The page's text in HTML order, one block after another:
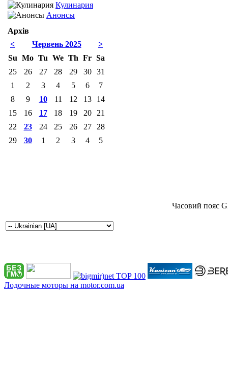
Кулинария
Анонсы
Архів
<
>
Червень 2025
Su Mo Tu We Th Fr Sa
25
26 27 28 29 30
31
1
2 3 4 5 6
7
8
9 10 11 12 13
14
15
16 17 18 19 20
21
22
23 24 25 26 27
28
29
30 1 2 3 4 5
Часовий пояс
Лодочные моторы на motor.com.ua